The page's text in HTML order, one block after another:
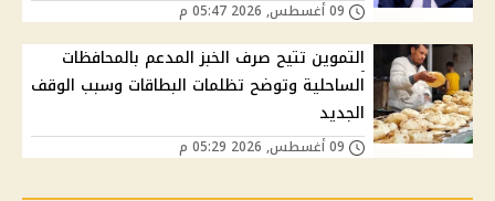
التموين تتيح صرف الخبز المدعم بالمحافظات
الساحلية وتوضح تظلمات البطاقات وسبب الوقف
الجديد